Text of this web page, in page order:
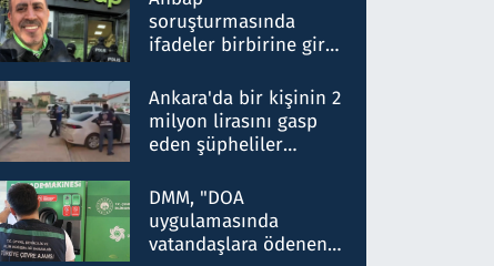
belirtti
soruşturmasında
ifadeler birbirine girdi:
ifadelerinden ortaya
çıkan tablo şok etti
Ankara'da bir kişinin 2
milyon lirasını gasp
eden şüpheliler
DMM, "DOA
uygulamasında
vatandaşlara ödenen